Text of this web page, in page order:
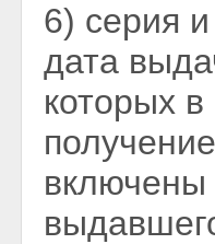
6) серия
дата
которых
включены